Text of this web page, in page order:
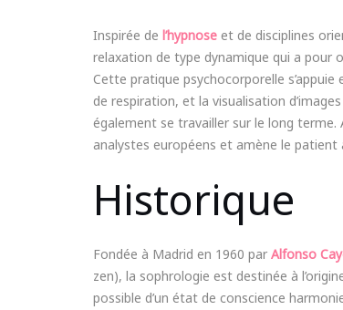
Inspirée de l’hypnose et de disciplines
relaxation de type dynamique qui a pour
Cette pratique psychocorporelle
de respiration, et la visualisation
également se travailler sur le long terme.
analystes européens et amène le patient
Historique
Fondée à Madrid en 1960 par Alfonso
zen), la sophrologie est destinée à
possible d’un état de conscience